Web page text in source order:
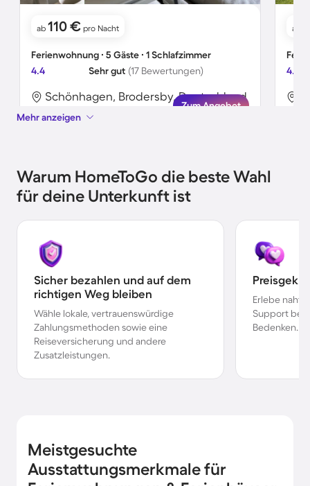
ab 110 € pro Nacht
Ferienwohnung ∙ 5 Gäste ∙ 1 Schlafzimmer
4.4
Sehr gut (17 Bewertungen)
Schönhagen, Brodersby, Deutschland
Zum Angebot
ab
4.3
Mehr anzeigen
Warum HomeToGo die beste Wahl
für deine Unterkunft ist
Sicher bezahlen und auf dem
richtigen Weg bleiben
Wähle lokale, vertrauenswürdige
Zahlungsmethoden sowie eine
Reiseversicherung und andere
Zusatzleistungen.
Erlebe
Support bei
Bedenken.
Meistgesuchte
Ausstattungsmerkmale für